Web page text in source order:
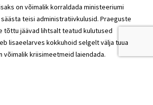
on võimalik korraldada ministeeriumi
teisi administratiivkulusid. Praeguste
tõttu jäävad lihtsalt teatud kulutused
lisaeelarves kokkuhoid selgelt välja tuua
võimalik kriisimeetmeid laiendada.